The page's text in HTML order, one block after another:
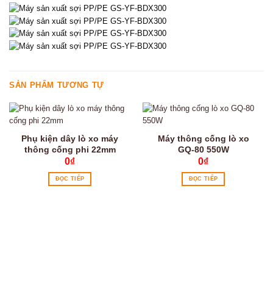
SẢN PHẨM TƯƠNG TỰ
Phụ kiện dây lò xo máy
thông cống phi 22mm
0₫
ĐỌC TIẾP
Máy thông cống lò xo
GQ-80 550W
0₫
ĐỌC TIẾP